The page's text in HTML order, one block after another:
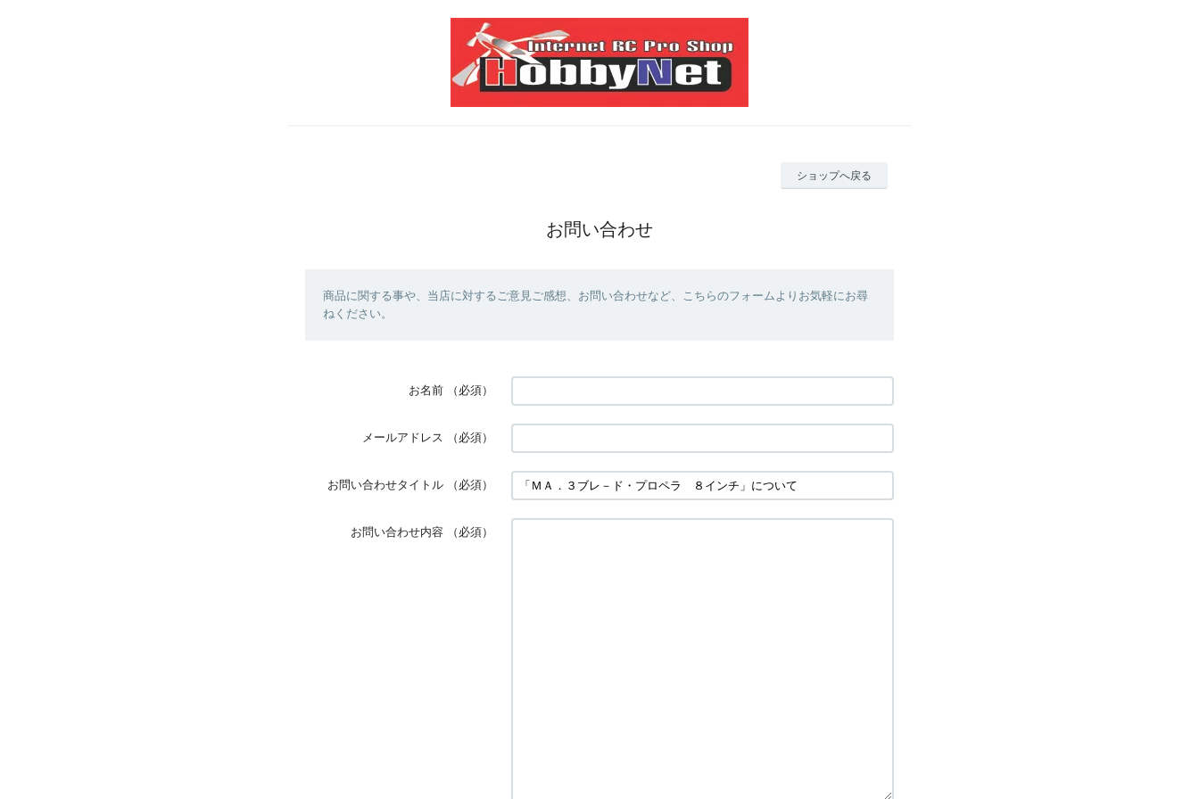
ショップへ戻る
お問い合わせ
商品に関する事や、当店に対するご意見ご感想、お問い合わせなど、こちらのフォームよりお気軽にお尋
ねください。
お名前 （必須）
メールアドレス （必須）
お問い合わせタイトル （必須）
お問い合わせ内容 （必須）